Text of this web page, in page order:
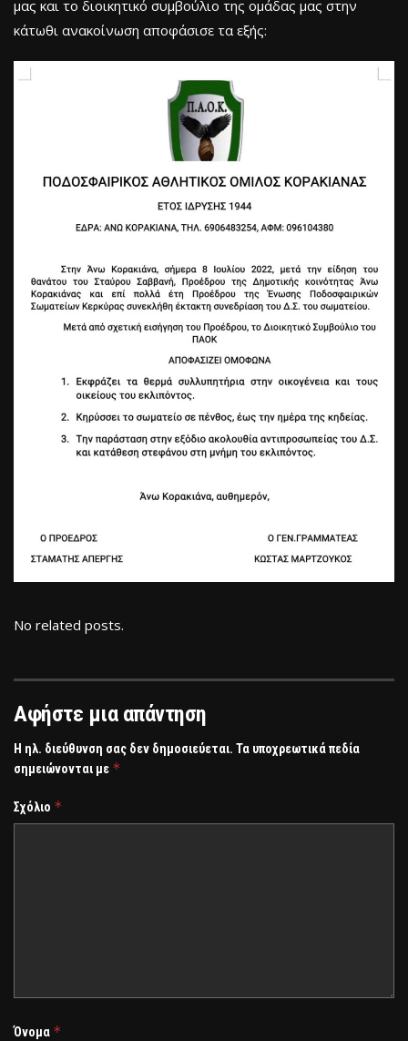
μας και το διοικητικό συμβούλιο της ομάδας μας στην
κάτωθι ανακοίνωση αποφάσισε τα εξής:
No related posts.
Αφήστε μια απάντηση
Η ηλ. διεύθυνση σας δεν δημοσιεύεται. Τα υποχρεωτικά πεδία
σημειώνονται με *
Σχόλιο *
Όνομα *